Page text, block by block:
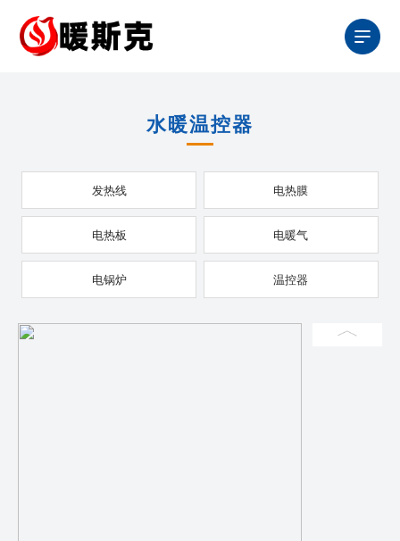
水暖温控器
发热线 电热膜
电热板 电暖气
电锅炉 温控器